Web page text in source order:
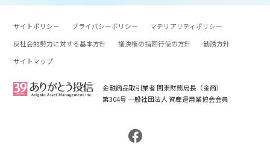
サイトポリシー プライバシーポリシー
マテリアリティポリシー
反社会的勢力に対する基本方針
議決権の指図行使の方針
勧誘方針
サイトマップ
金融商品取引業者 関東財務局長（金商）
第304号 一般社団法人 資産運用業協会会員